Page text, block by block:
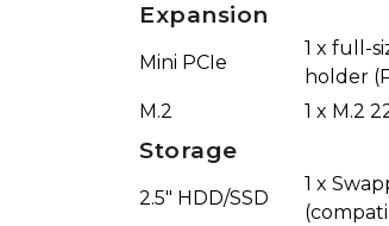
Expansion
Mini PCIe
1 x full-
holder
M.2
1 x M.2
Storage
2.5" HDD/SSD
1 x